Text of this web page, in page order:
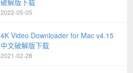
破解版下载
2022-05-05
4K Video Downloader for Mac v4.15
中文破解版下载
2021-02-28